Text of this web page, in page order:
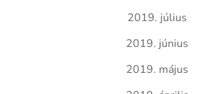
2019. július
2019. június
2019. május